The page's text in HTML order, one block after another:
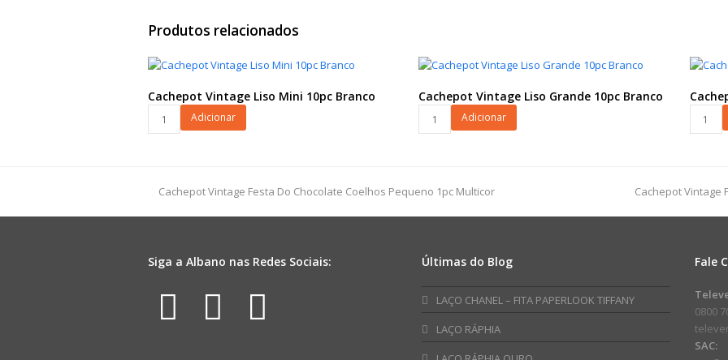
Produtos relacionados
Cachepot Vintage Liso Mini 10pc Branco
Cachepot
Vintage
Branco
quantidade
Adicionar
Cachepot Vintage Liso Grande 10pc Branco
Cachepot
Vintage
Branco
quantidade
Adicionar
Vintage
previous
Cachepot Vintage Festa Do Chocolate Coelhos Pequeno 1pc Multicor
next
Cachepot Vintage
Siga a Albano nas Redes Sociais:
Facebook
Instagram
Últimas do Blog
LAÇO CHANEL – FITA PAPERLOOK TIFFANY
LAÇO RÁPHIA
Fale
0800
SAC: